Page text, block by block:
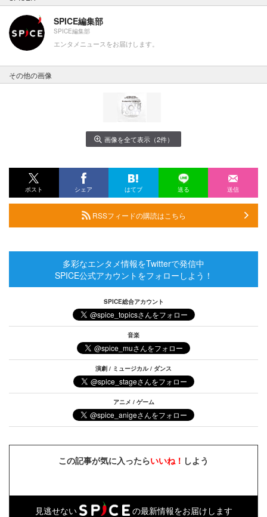
SPICE編集部
SPICE編集部
エンタメニュースをお届けします。
その他の画像
画像を全て表示（2件）
ポスト シェア はてブ 送る 送信
RSSフィードの購読はこちら
多彩なエンタメ情報をTwitterで発信中
SPICE公式アカウントをフォローしよう！
SPICE総合アカウント
音楽
演劇 / ミュージカル / ダンス
アニメ / ゲーム
この記事が気に入ったらいいね！ しよう
見逃せない の最新情報をお届けします